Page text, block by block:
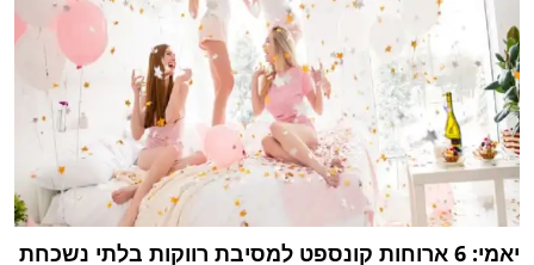
יאמי: 6 ארוחות קונספט למסיבת רווקות בלתי נשכחת